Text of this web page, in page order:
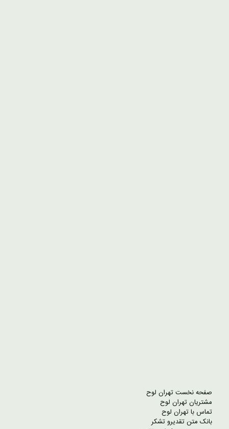
صفحه نخست تهران لوح
مشتریان تهران لوح
تماس با تهران لوح
بانک متن تقدیرو تشکر